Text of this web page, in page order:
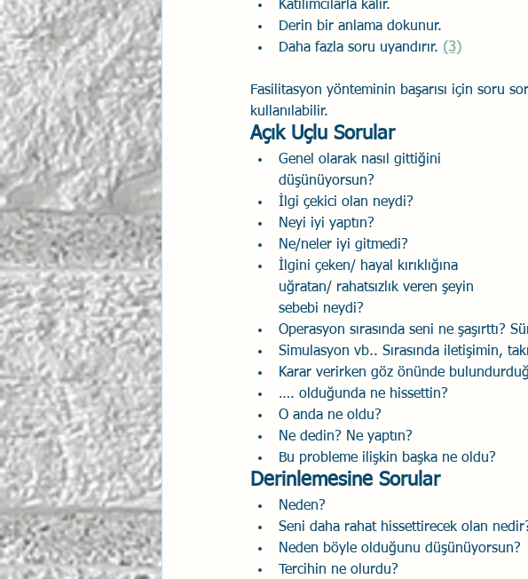
Katılımcılarla kalır.
Derin bir anlama dokunur.
Daha fazla soru uyandırır. (3)
Fasilitasyon yönteminin başarısı için soru
kullanılabilir.
Açık Uçlu Sorular
Genel olarak nasıl gittiğini
düşünüyorsun?
İlgi çekici olan neydi?
Neyi iyi yaptın?
Ne/neler iyi gitmedi?
İlgini çeken/ hayal kırıklığına
uğratan/ rahatsızlık veren şeyin
sebebi neydi?
Operasyon sırasında seni ne şaşırttı?
Simulasyon vb.. Sırasında iletişimin,
Karar verirken göz önünde
…. olduğunda ne hissettin?
O anda ne oldu?
Ne dedin? Ne yaptın?
Bu probleme ilişkin başka ne oldu?
Derinlemesine Sorular
Neden?
Seni daha rahat hissettirecek olan
Neden böyle olduğunu düşünüyorsun?
Tercihin ne olurdu?